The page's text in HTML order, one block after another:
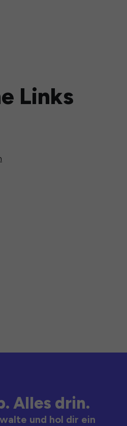
Links
Alles drin.
und hol dir ein